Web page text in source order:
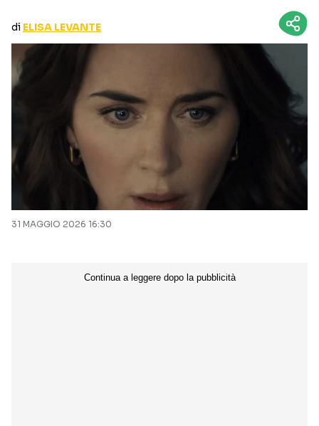
RECENSIONI
Seguici sui social
di ELISA LEVANTE
31 MAGGIO 2026 16:30